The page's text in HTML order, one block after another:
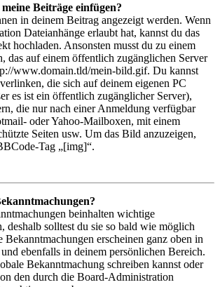
Beiträge einfügen?
in deinem Beitrag angezeigt werden. Wenn
Dateianhänge erlaubt hat, kannst du das
hochladen. Ansonsten musst du zu einem
das auf einem öffentlich zugänglichen Server
www.domain.tld/mein-bild.gif. Du kannst
die sich auf deinem eigenen PC
es ist ein öffentlich zugänglicher Server),
die nur nach einer Anmeldung verfügbar
oder Yahoo-Mailboxen, mit einem
Seiten usw. Um das Bild anzuzeigen,
Tag „[img]“.
beinhalten wichtige
deshalb solltest du sie so bald wie möglich
Bekanntmachungen erscheinen ganz oben in
ebenfalls in deinem persönlichen Bereich.
Bekanntmachung schreiben kannst oder
den durch die Board-Administration